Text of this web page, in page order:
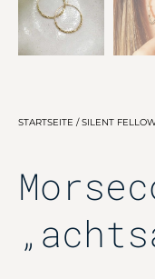
STARTSEITE /SILENT